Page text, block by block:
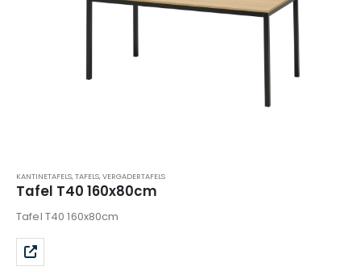
KANTINETAFELS,TAFELS,VERGADERTAFELS
Tafel T40 160x80cm
Tafel T40 160x80cm